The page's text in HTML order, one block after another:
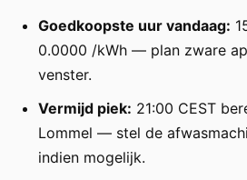
Goedkoopste uur vandaag:
0.0000 /kWh — plan zware
venster.
Vermijd piek: 21:00 CEST
Lommel — stel de
indien mogelijk.